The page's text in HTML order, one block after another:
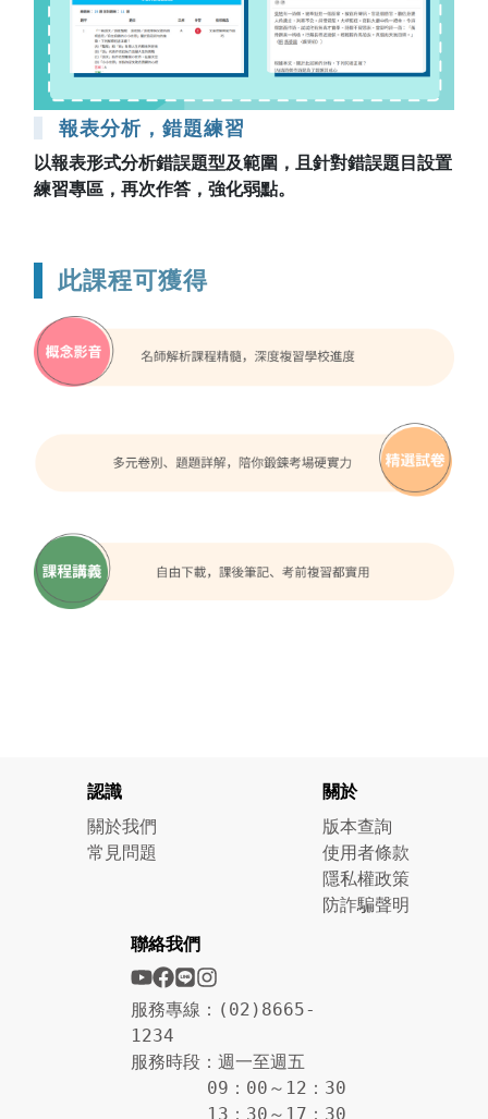
報表分析，錯題練習
以報表形式分析錯誤題型及範圍，且針對錯誤題目設置
練習專區，再次作答，強化弱點。
此課程可獲得
認識
關於我們
常見問題
關於
版本查詢
使用者條款
隱私權政策
防詐騙聲明
聯絡我們
服務專線：(02)8665-
1234
服務時段：週一至週五
09：00～12：30
13：30～17：30